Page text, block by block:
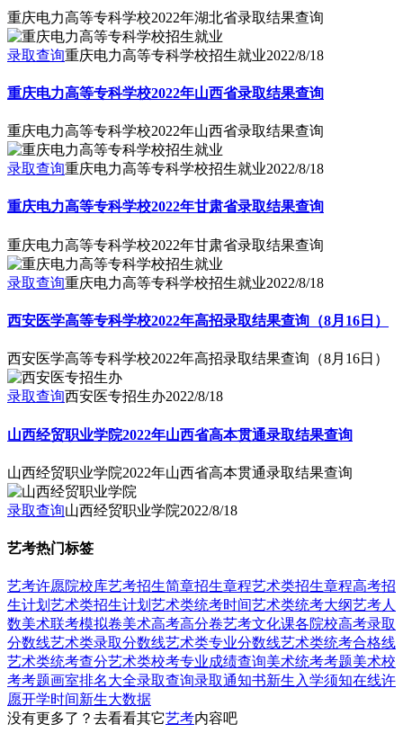
重庆电力高等专科学校2022年湖北省录取结果查询
录取查询重庆电力高等专科学校招生就业2022/8/18
重庆电力高等专科学校2022年山西省录取结果查询
重庆电力高等专科学校2022年山西省录取结果查询
录取查询重庆电力高等专科学校招生就业2022/8/18
重庆电力高等专科学校2022年甘肃省录取结果查询
重庆电力高等专科学校2022年甘肃省录取结果查询
录取查询重庆电力高等专科学校招生就业2022/8/18
西安医学高等专科学校2022年高招录取结果查询（8月16日）
西安医学高等专科学校2022年高招录取结果查询（8月16日）
录取查询西安医专招生办2022/8/18
山西经贸职业学院2022年山西省高本贯通录取结果查询
山西经贸职业学院2022年山西省高本贯通录取结果查询
录取查询山西经贸职业学院2022/8/18
艺考热门标签
艺考许愿院校库艺考招生简章招生章程艺术类招生章程高考招
生计划 艺术类招生计划 艺术类统考时间艺术类统考大纲艺考人
数美术联考模拟卷美术高考高分卷艺考文化课各院校高考录取
分数线艺术类录取分数线艺术类专业分数线艺术类统考合格线
艺术类统考查分艺术类校考专业成绩查询美术统考考题美术校
考考题画室排名大全录取查询录取通知书新生入学须知在线许
愿开学时间新生大数据
没有更多了？去看看其它艺考内容吧